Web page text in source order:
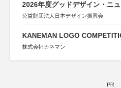
2026年度グッドデザイン・ニ
公益財団法人日本デザイン振興会
KANEMAN LOGO
株式会社カネマン
PR